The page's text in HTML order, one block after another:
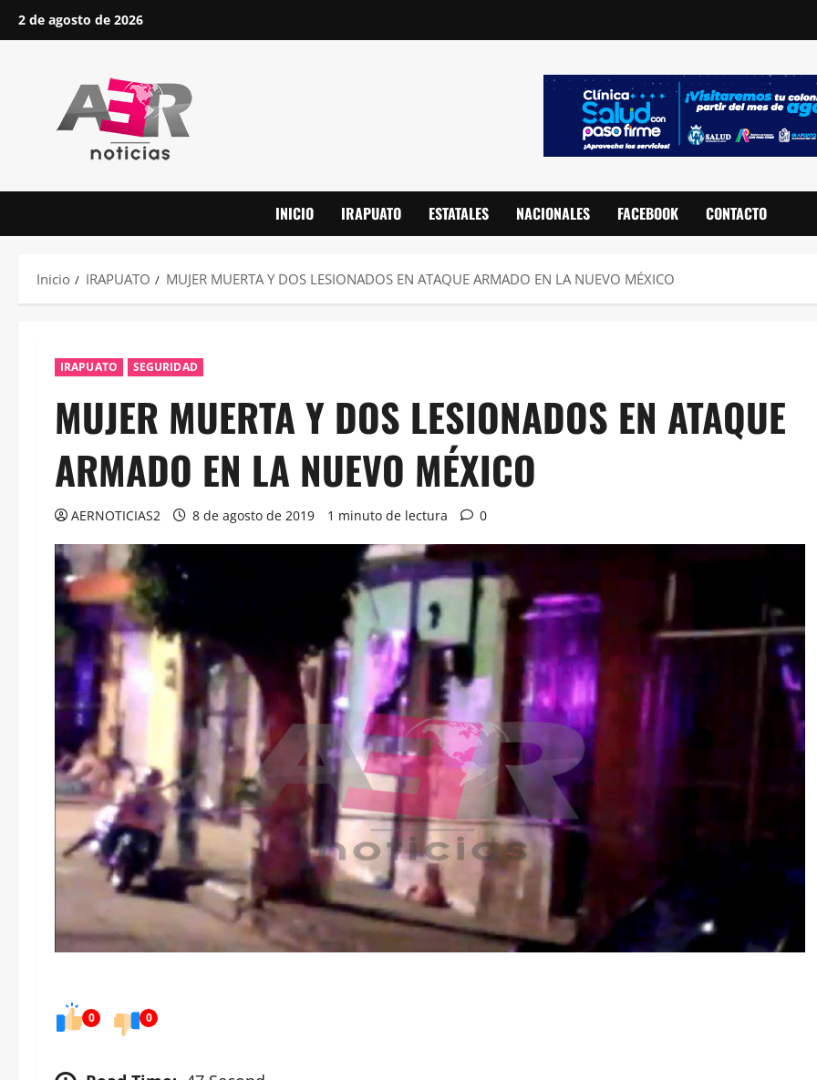
Saltar2 de agosto de 2026
INICIO IRAPUATO ESTATALES NACIONALES FACEBOOK CONTACTO
Inicio IRAPUATO MUJER MUERTA Y DOS LESIONADOS EN ATAQUE ARMADO EN LA NUEVO MÉXICO
IRAPUATO SEGURIDAD
MUJER MUERTA Y DOS LESIONADOS EN ATAQUE
ARMADO EN LA NUEVO MÉXICO
AERNOTICIAS2 8 de agosto de 2019 1 minuto de lectura 0
0 0